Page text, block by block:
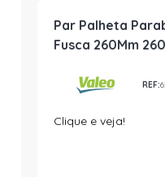
Par Palheta
Fusca 260Mm
REF:
Clique e veja!